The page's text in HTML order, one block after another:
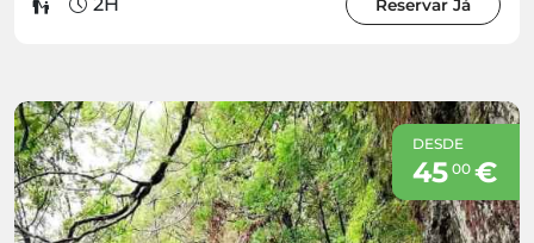
Reservar Já
DESDE
45 00€